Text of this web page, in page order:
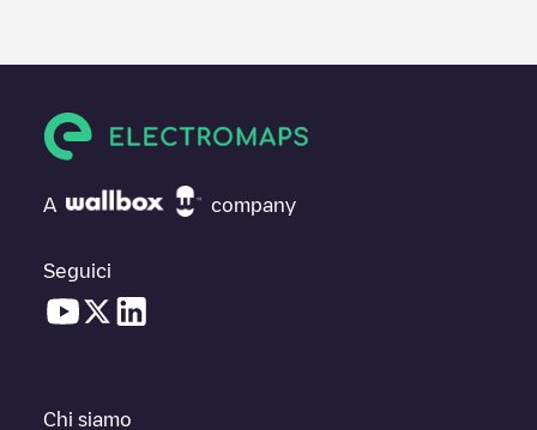
A company
Seguici
Chi siamo